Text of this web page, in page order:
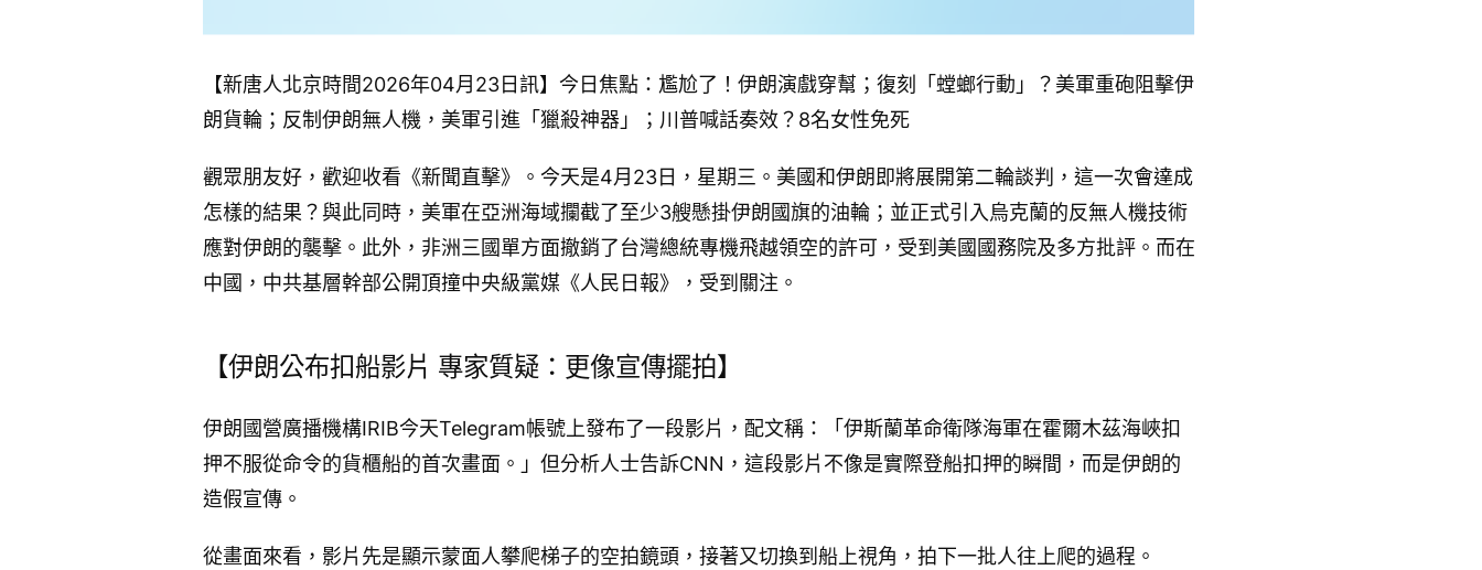
【新唐人北京時間2026年04月23日訊】今日焦點：尷尬了！伊朗演戲穿幫；復刻「螳螂行動」？美軍重砲阻擊伊
朗貨輪；反制伊朗無人機，美軍引進「獵殺神器」；川普喊話奏效？8名女性免死
觀眾朋友好，歡迎收看《新聞直擊》。今天是4月23日，星期三。美國和伊朗即將展開第二輪談判，這一次會達成
怎樣的結果？與此同時，美軍在亞洲海域攔截了至少3艘懸掛伊朗國旗的油輪；並正式引入烏克蘭的反無人機技術
應對伊朗的襲擊。此外，非洲三國單方面撤銷了台灣總統專機飛越領空的許可，受到美國國務院及多方批評。而在
中國，中共基層幹部公開頂撞中央級黨媒《人民日報》，受到關注。
【伊朗公布扣船影片 專家質疑：更像宣傳擺拍】
伊朗國營廣播機構IRIB今天Telegram帳號上發布了一段影片，配文稱：「伊斯蘭革命衛隊海軍在霍爾木茲海峽扣
押不服從命令的貨櫃船的首次畫面。」但分析人士告訴CNN，這段影片不像是實際登船扣押的瞬間，而是伊朗的
造假宣傳。
從畫面來看，影片先是顯示蒙面人攀爬梯子的空拍鏡頭，接著又切換到船上視角，拍下一批人往上爬的過程。